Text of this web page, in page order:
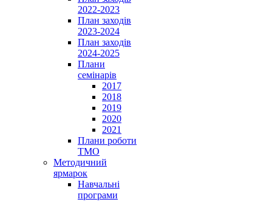
2022-2023
План заходів
2023-2024
План заходів
2024-2025
Плани
семінарів
2017
2018
2019
2020
2021
Плани роботи
ТМО
Методичний
ярмарок
Навчальні
програми